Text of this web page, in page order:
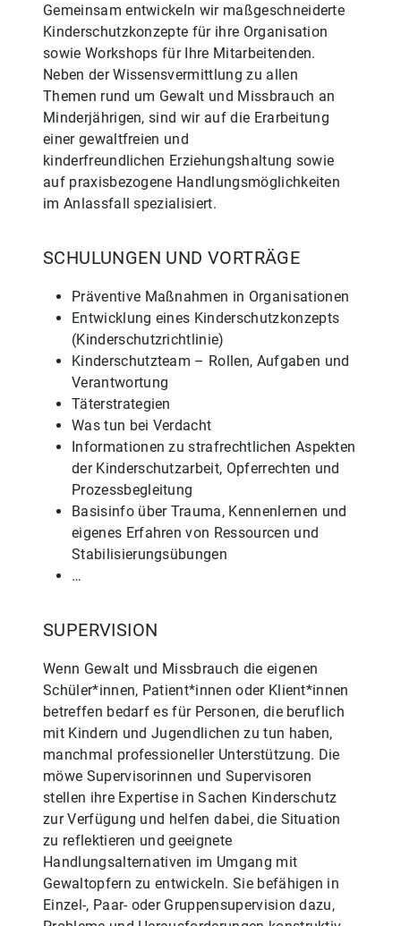
Gemeinsam entwickeln wir maßgeschneiderte
Kinderschutzkonzepte für ihre Organisation
sowie Workshops für Ihre Mitarbeitenden.
Neben der Wissensvermittlung zu allen
Themen rund um Gewalt und Missbrauch an
Minderjährigen, sind wir auf die Erarbeitung
einer gewaltfreien und
kinderfreundlichen Erziehungshaltung sowie
auf praxisbezogene Handlungsmöglichkeiten
im Anlassfall spezialisiert.
SCHULUNGEN UND VORTRÄGE
Präventive Maßnahmen in Organisationen
Entwicklung eines Kinderschutzkonzepts
(Kinderschutzrichtlinie)
Kinderschutzteam – Rollen, Aufgaben und
Verantwortung
Täterstrategien
Was tun bei Verdacht
Informationen zu strafrechtlichen Aspekten
der Kinderschutzarbeit, Opferrechten und
Prozessbegleitung
Basisinfo über Trauma, Kennenlernen und
eigenes Erfahren von Ressourcen und
Stabilisierungsübungen
…
SUPERVISION
Wenn Gewalt und Missbrauch die eigenen
Schüler*innen, Patient*innen oder Klient*innen
betreffen bedarf es für Personen, die beruflich
mit Kindern und Jugendlichen zu tun haben,
manchmal professioneller Unterstützung. Die
möwe Supervisorinnen und Supervisoren
stellen ihre Expertise in Sachen Kinderschutz
zur Verfügung und helfen dabei, die Situation
zu reflektieren und geeignete
Handlungsalternativen im Umgang mit
Gewaltopfern zu entwickeln. Sie befähigen in
Einzel-, Paar- oder Gruppensupervision dazu,